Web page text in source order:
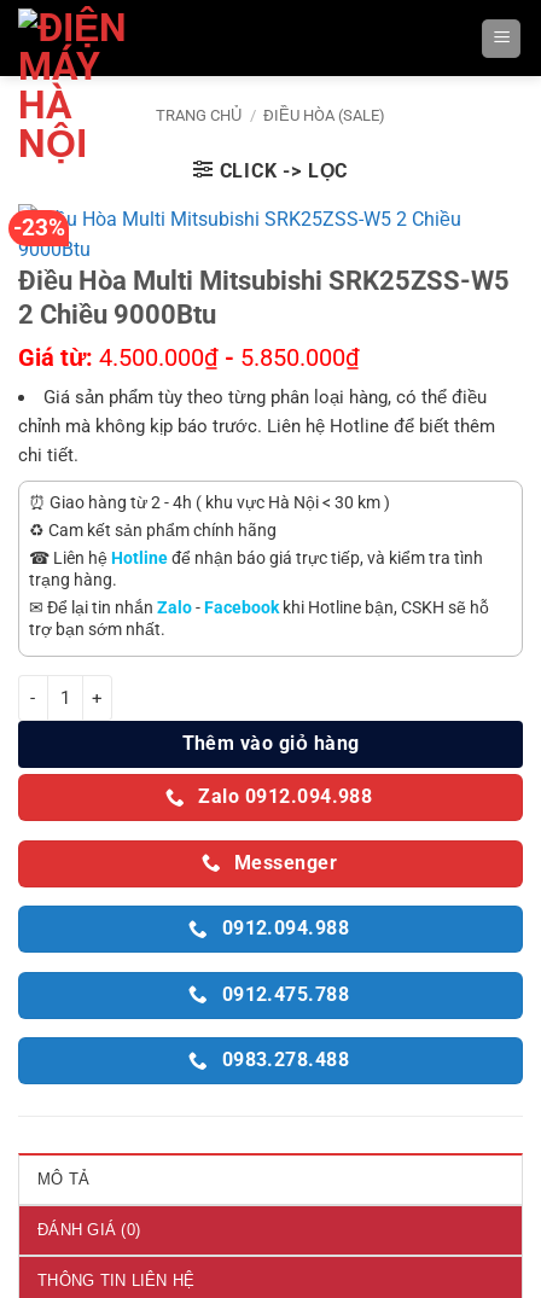
Bỏ
nội
dung
TRANG CHỦ / ĐIỀU HÒA (SALE)
CLICK -> LỌC
-23%
Điều Hòa Multi Mitsubishi SRK25ZSS-W5
2 Chiều 9000Btu
Giá từ: 4.500.000₫ - 5.850.000₫
Giá sản phẩm tùy theo từng phân loại hàng, có thể điều
chỉnh mà không kịp báo trước. Liên hệ Hotline để biết thêm
chi tiết.
⏰ Giao hàng từ 2 - 4h ( khu vực Hà Nội < 30 km )
♻️ Cam kết sản phẩm chính hãng
☎ Liên hệHotlineđể nhận báo giá trực tiếp, và kiểm tra tình
trạng hàng.
✉ Để lại tin nhắn Zalo-Facebook khi Hotline bận, CSKH sẽ hỗ
trợ bạn sớm nhất.
Điều Hòa Multi Mitsubishi SRK25ZSS-W5 2 Chiều 9000Btu số lượng
Thêm vào giỏ hàng
Zalo 0912.094.988
Messenger
0912.094.988
0912.475.788
0983.278.488
MÔ TẢ
ĐÁNH GIÁ (0)
THÔNG TIN LIÊN HỆ